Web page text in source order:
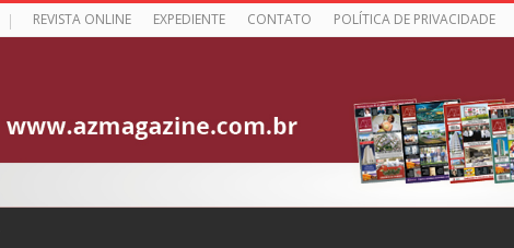
REVISTA ONLINE EXPEDIENTE CONTATO POLÍTICA DE PRIVACIDADE